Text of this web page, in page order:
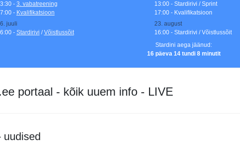
- 3. vabatreening
- Kvalifikatsioon
juuli
- Stardirivi /Võistlussõit
13:00 - Stardirivi / Sprint
17:00 - Kvalifikatsioon
23. august
16:00 - Stardirivi / Võistlussõit
Stardini aega jäänud:
16 päeva 14 tundi 8 minutit
portaal - kõik uuem info - LIVE
uudised